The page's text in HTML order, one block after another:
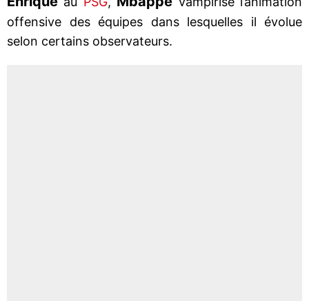
offensive des équipes dans lesquelles il évolue
selon certains observateurs.